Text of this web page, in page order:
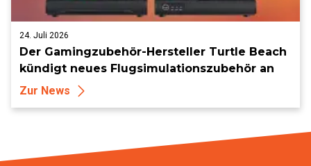
24. Juli 2026
Der Gamingzubehör-Hersteller Turtle Beach
kündigt neues Flugsimulationszubehör an
Zur News